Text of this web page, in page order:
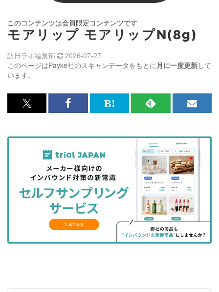
このコンテンツは会員限定コンテンツです
モアリップ モアリップN(8g)
このページはPayke社のスキャンデータをもとに月に一度更新して
います。
訪日ラボ編集部 2026-07-27
x<br>
記
を
シ
ェ
る
Facebook<br>
記
事
を
シ
ェ
ア
す
る
は
な
ッ
ク
マ
に
RSS
記
事
を
購
読
す
る
メ
マ
ガ
登
録
す
る